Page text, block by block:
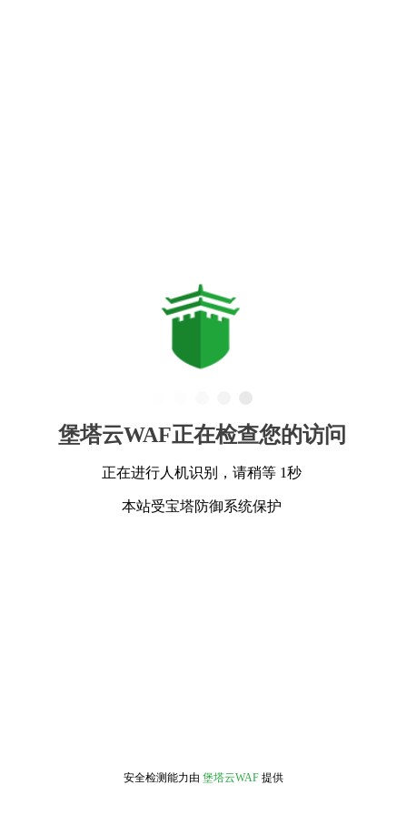
堡塔云WAF正在检查您的访问
正在进行人机识别，请稍等 1秒
本站受宝塔防御系统保护
安全检测能力由 堡塔云WAF 提供